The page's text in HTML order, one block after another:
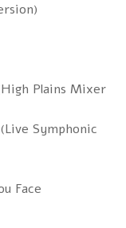
Plains Mixer
Symphonic
Face